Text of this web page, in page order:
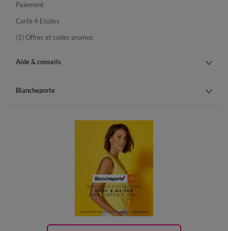
Paiement
Carte 4 Etoiles
(1) Offres et codes promos
Aide & conseils
Blancheporte